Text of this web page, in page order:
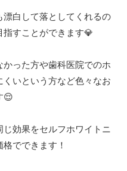
白して落としてくれるの
すことができます💎
った方や歯科医院でのホ
いという方など色々なお
😌
効果をセルフホワイトニ
でできます！